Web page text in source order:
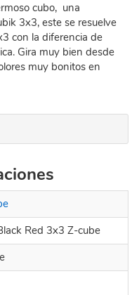
cubo, una
3x3, este se resuelve
con la diferencia de
Gira muy bien desde
muy bonitos en
Red 3x3 Z-cube